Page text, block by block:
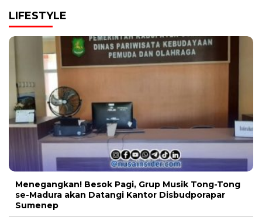
LIFESTYLE
Menegangkan! Besok Pagi, Grup Musik Tong-Tong
se-Madura akan Datangi Kantor Disbudporapar
Sumenep